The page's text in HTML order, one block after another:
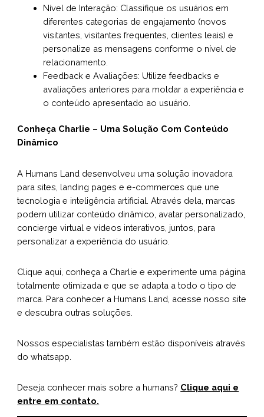
Nível de Interação: Classifique os usuários em
diferentes categorias de engajamento (novos
visitantes, visitantes frequentes, clientes leais) e
personalize as mensagens conforme o nível de
relacionamento.
Feedback e Avaliações: Utilize feedbacks e
avaliações anteriores para moldar a experiência e
o conteúdo apresentado ao usuário.
Conheça Charlie – Uma Solução Com Conteúdo
Dinâmico
A Humans Land desenvolveu uma solução inovadora
para sites, landing pages e e-commerces que une
tecnologia e inteligência artificial. Através dela, marcas
podem utilizar conteúdo dinâmico, avatar personalizado,
concierge virtual e vídeos interativos, juntos, para
personalizar a experiência do usuário.
Clique aqui , conheça a Charlie e experimente uma página
totalmente otimizada e que se adapta a todo o tipo de
marca. Para conhecer a Humans Land, acesse nosso site
e descubra outras soluções.
Nossos especialistas também estão disponíveis através
do whatsapp
Deseja conhecer mais sobre a humans? Clique aqui e
entre em contato.